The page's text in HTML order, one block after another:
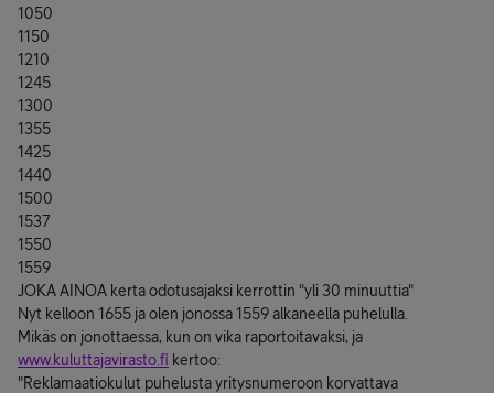
1050
1150
1210
1245
1300
1355
1425
1440
1500
1537
1550
1559
JOKA AINOA kerta odotusajaksi kerrottin "yli 30 minuuttia"
Nyt kelloon 1655 ja olen jonossa 1559 alkaneella puhelulla.
Mikäs on jonottaessa, kun on vika raportoitavaksi, ja
www.kuluttajavirasto.fi kertoo:
"Reklamaatiokulut puhelusta yritysnumeroon korvattava